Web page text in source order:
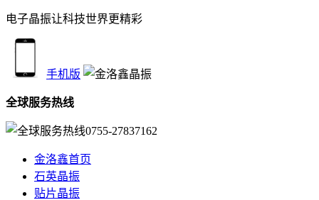
电子晶振让科技世界更精彩
手机版
全球服务热线
0755-27837162
金洛鑫首页
石英晶振
贴片晶振